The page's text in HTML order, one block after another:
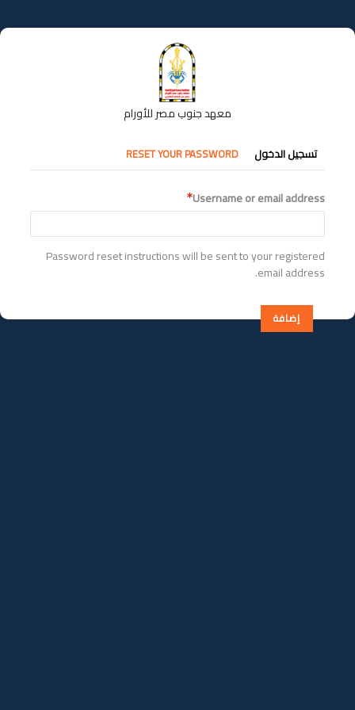
إلى
المحتوى
معهد جنوب مصر للأورام
التبويبات
الأساسية
تسجيل الدخول RESET YOUR PASSWORD
Username or email address
Password reset instructions will be sent to your registered
email address.